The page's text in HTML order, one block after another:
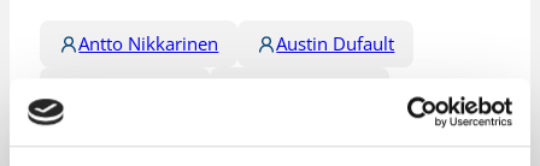
Antto Nikkarinen
Austin Dufault